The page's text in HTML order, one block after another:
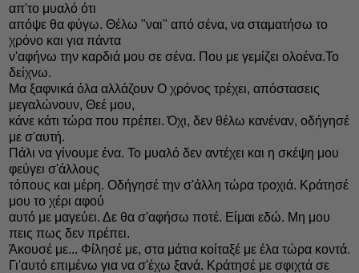
απ'το μυαλό ότι
απόψε θα φύγω. Θέλω "ναι" από σένα, να σταματήσω το
χρόνο και για πάντα
ν'αφήνω την καρδιά μου σε σένα. Που με γεμίζει ολοένα.Το
δείχνω.
Μα ξαφνικά όλα αλλάζουν Ο χρόνος τρέχει, απόστασεις
μεγαλώνουν, Θεέ μου,
κάνε κάτι τώρα που πρέπει. Όχι, δεν θέλω κανέναν, οδήγησέ
με σ'αυτή.
Πάλι να γίνουμε ένα. Το μυαλό δεν αντέχει και η σκέψη μου
φεύγει σ'άλλους
τόπους και μέρη. Οδήγησέ την σ'άλλη τώρα τροχιά. Κράτησέ
μου το χέρι αφού
αυτό με μαγεύει. Δε θα σ'αφήσω ποτέ. Είμαι εδώ. Μη μου
πεις πως δεν πρέπει.
Άκουσέ με... Φίλησέ με, στα μάτια κοίταξέ με έλα τώρα κοντά.
Γι'αυτό επιμένω για να σ'έχω ξανά. Κράτησέ με σφιχτά σε